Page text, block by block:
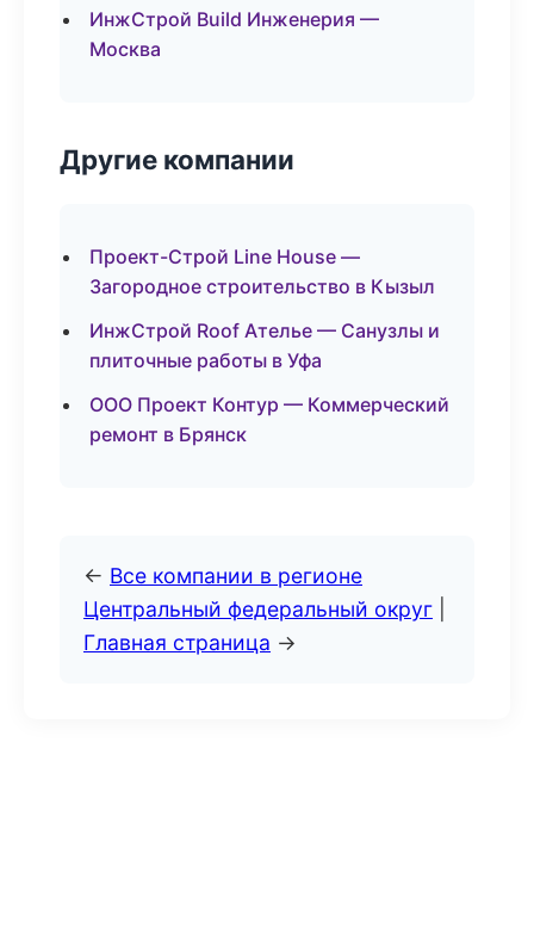
ИнжСтрой Build Инженерия —
Москва
Другие компании
Проект-Строй Line House —
Загородное строительство в Кызыл
ИнжСтрой Roof Ателье — Санузлы и
плиточные работы в Уфа
ООО Проект Контур — Коммерческий
ремонт в Брянск
← Все компании в регионе
Центральный федеральный округ
Главная страница →